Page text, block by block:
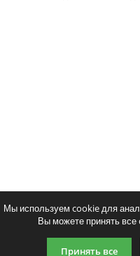
Введите код, указанный
Мы используем cookie для
Вы можете принять
Принять все